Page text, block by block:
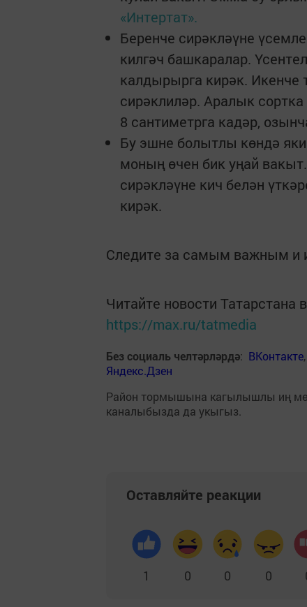
«Интертат».
Беренче сирәкләүне
килгәч башкаралар.
калдырырга кирәк. Икенче
сирәклиләр. Аралык
8 сантиметрга кадәр,
Бу эшне болытлы көндә
моның өчен бик уңай
сирәкләүне кич белән
кирәк.
Следите за самым важным и
Читайте новости
https://max.ru/tatmedia
Без социаль челтәрләрдә: ВКонтакте,
Яндекс.Дзен
Район тормышына кагылышлы иң
каналыбызда да укыгыз.
Оставляйте реакции
1 0 0 0